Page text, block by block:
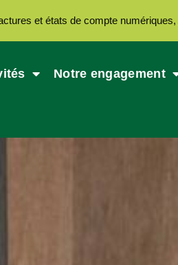
Notre engagement
et états de compte numériques,